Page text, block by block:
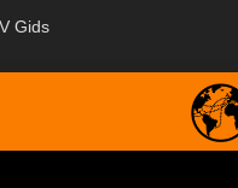
Gids